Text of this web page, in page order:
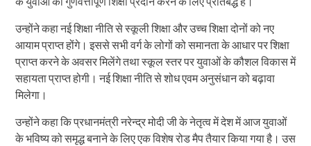
उन्होंने कहा नई शिक्षा नीति से स्कूली शिक्षा और उच्च शिक्षा दोनों को नए
आयाम प्राप्त होंगे। इससे सभी वर्ग के लोगों को समानता के आधार पर शिक्षा
प्राप्त करने के अवसर मिलेंगे तथा स्कूल स्तर पर युवाओं के कौशल विकास में
सहायता प्राप्त होगी। नई शिक्षा नीति से शोध एवम अनुसंधान को बढ़ावा
मिलेगा।
उन्होंने कहा कि प्रधानमंत्री नरेन्द्र मोदी जी के नेतृत्व में देश में आज युवाओं
के भविष्य को समृद्ध बनाने के लिए एक विशेष रोड मैप तैयार किया गया है। उस